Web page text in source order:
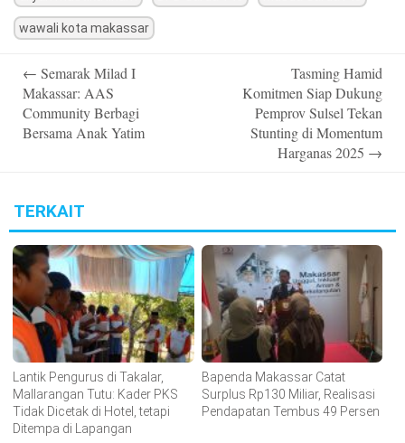
wawali kota makassar
navigation
← Semarak Milad I
Makassar: AAS
Community Berbagi
Bersama Anak Yatim
Tasming Hamid
Komitmen Siap Dukung
Pemprov Sulsel Tekan
Stunting di Momentum
Harganas 2025 →
TERKAIT
Lantik Pengurus di Takalar,
Mallarangan Tutu: Kader PKS
Tidak Dicetak di Hotel, tetapi
Ditempa di Lapangan
Bapenda Makassar Catat
Surplus Rp130 Miliar, Realisasi
Pendapatan Tembus 49 Persen